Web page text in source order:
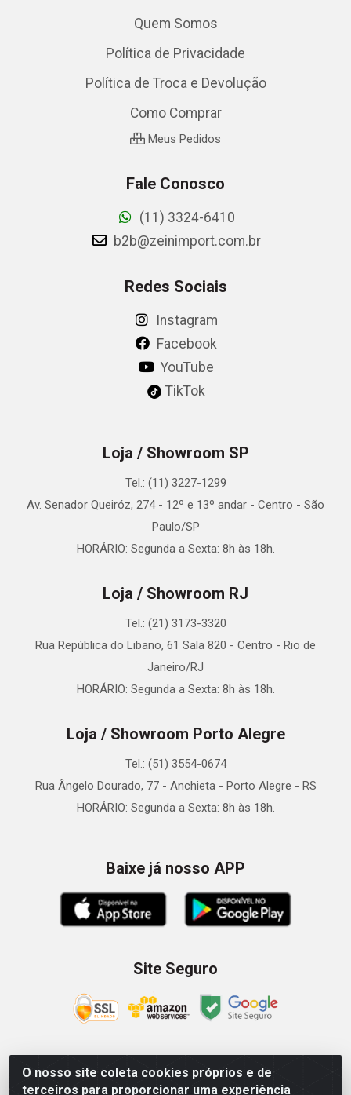
O nosso site coleta cookies próprios e de
terceiros para proporcionar uma experiência
Quem Somos
Política de Privacidade
Política de Troca e Devolução
Como Comprar
Meus Pedidos
Fale Conosco
(11) 3324-6410
b2b@zeinimport.com.br
Redes Sociais
Instagram
Facebook
YouTube
TikTok
Loja / Showroom SP
Tel.: (11) 3227-1299
Av. Senador Queiróz, 274 - 12º e 13º andar - Centro - São
Paulo/SP
HORÁRIO: Segunda a Sexta: 8h às 18h.
Loja / Showroom RJ
Tel.: (21) 3173-3320
Rua República do Libano, 61 Sala 820 - Centro - Rio de
Janeiro/RJ
HORÁRIO: Segunda a Sexta: 8h às 18h.
Loja / Showroom Porto Alegre
Tel.: (51) 3554-0674
Rua Ângelo Dourado, 77 - Anchieta - Porto Alegre - RS
HORÁRIO: Segunda a Sexta: 8h às 18h.
Baixe já nosso APP
Site Seguro
Zein Importação e Comércio LTDA - Av. Senador